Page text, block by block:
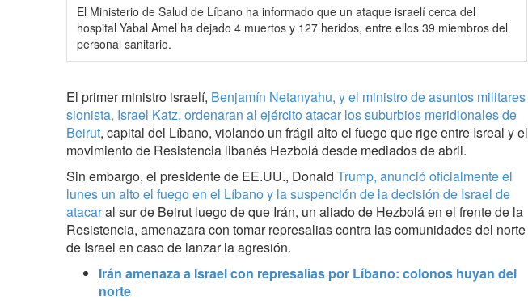
El Ministerio de Salud de Líbano ha informado que un ataque israelí cerca del
hospital Yabal Amel ha dejado 4 muertos y 127 heridos, entre ellos 39 miembros del
personal sanitario.
El primer ministro israelí, Benjamín Netanyahu, y el ministro de asuntos militares
sionista, Israel Katz, ordenaran al ejército atacar los suburbios meridionales de
Beirut, capital del Líbano, violando un frágil alto el fuego que rige entre Isreal y el
movimiento de Resistencia libanés Hezbolá desde mediados de abril.
Sin embargo, el presidente de EE.UU., Donald Trump, anunció oficialmente el
lunes un alto el fuego en el Líbano y la suspención de la decisión de Israel de
atacaral sur de Beirut luego de que Irán, un aliado de Hezbolá en el frente de la
Resistencia, amenazara con tomar represalias contra las comunidades del norte
de Israel en caso de lanzar la agresión.
Irán amenaza a Israel con represalias por Líbano: colonos huyan del
norte